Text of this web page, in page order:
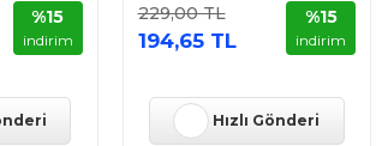
%15
indirim
229,00 TL
194,65 TL
%15
indirim
Hızlı Gönderi